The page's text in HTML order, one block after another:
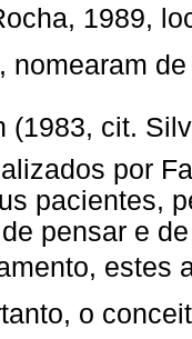
1989,
nomearam
(1983, cit.
por
pacientes,
pensar e
estes
o